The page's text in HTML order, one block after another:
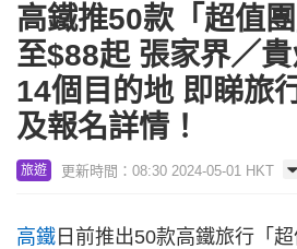
高鐵推50款「超值
至$88起 張家界／
14個目的地 即睇旅
及報名詳情！
旅遊 更新時間：08:30 2024-05-01 HKT
高鐵 日前推出50款高鐵旅行「